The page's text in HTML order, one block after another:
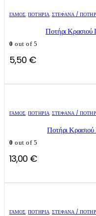
ΓΑΜΟΣ,ΠΟΤΉΡΙΑ, ΣΤΈΦΑΝΑ /
Ποτήρι
0 out of 5
5,50 €
ΓΑΜΟΣ,ΠΟΤΉΡΙΑ, ΣΤΈΦΑΝΑ /
Ποτήρι
0 out of 5
13,00 €
ΓΑΜΟΣ,ΠΟΤΉΡΙΑ, ΣΤΈΦΑΝΑ /